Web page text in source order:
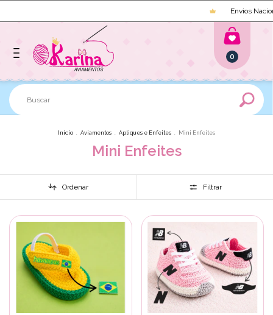
Envios
0
Início . Aviamentos . Apliques e Enfeites . Mini Enfeites
Mini Enfeites
Ordenar Filtrar